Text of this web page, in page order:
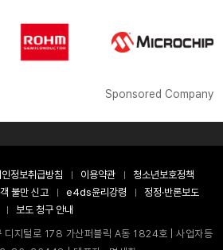
Sponsored Company
정보취급방침 이용약관
청소년보호정책
불만 신고 e4ds윤리강령
정정·반론보도
보도 청구 안내
디지털로 178 가산퍼블릭 A동 1824호 | 사업자등